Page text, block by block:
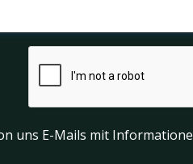
uns E-Mails mit